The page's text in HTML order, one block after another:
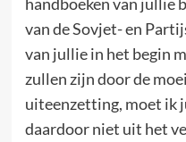
van de Sovjet- en
van jullie in het begin
zullen zijn door de
uiteenzetting, moet ik
daardoor niet uit het